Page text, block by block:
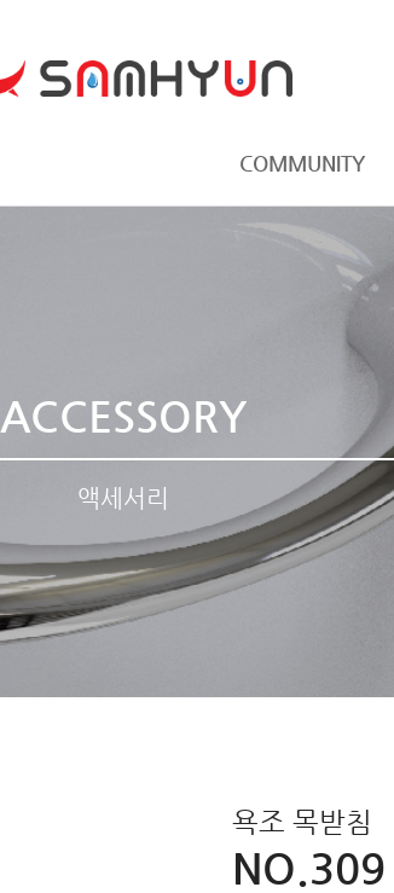
COMMUNITY
ACCESSORY
액세서리
욕조 목받침
NO.309